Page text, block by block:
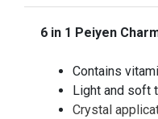
6 in 1 Peiyen
Contains
Light and soft
Crystal